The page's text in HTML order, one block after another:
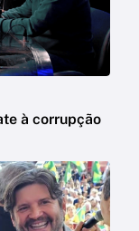
à corrupção